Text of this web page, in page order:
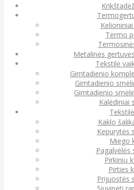
Termo
Metalinės
Tekstilė
Gimtadienio
Gimtadienio
Gimtadienio
Kalėdiniai
Tekstilė
Kaklo
Kepurytės
Miego
Pagalvėlės
Pirkinių
Pirties
Prijuostės
Siuvinėti